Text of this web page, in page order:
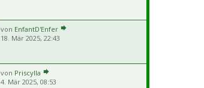
von EnfantD'Enfer
18. Mär 2025, 22:43
von Priscylla
4. Mär 2025, 08:53